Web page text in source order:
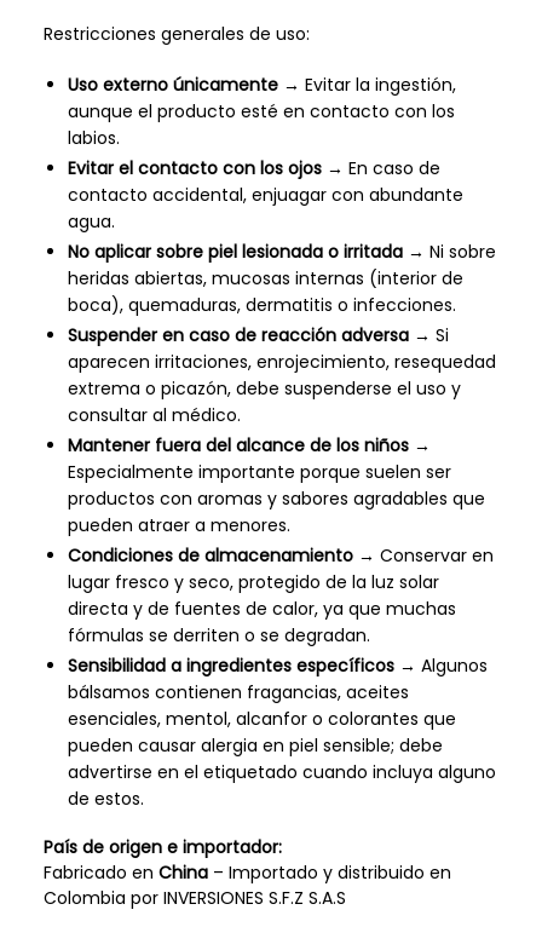
Restricciones generales de uso:
Uso externo únicamente → Evitar la ingestión,
aunque el producto esté en contacto con los
labios.
Evitar el contacto con los ojos → En caso de
contacto accidental, enjuagar con abundante
agua.
No aplicar sobre piel lesionada o irritada → Ni sobre
heridas abiertas, mucosas internas (interior de
boca), quemaduras, dermatitis o infecciones.
Suspender en caso de reacción adversa → Si
aparecen irritaciones, enrojecimiento, resequedad
extrema o picazón, debe suspenderse el uso y
consultar al médico.
Mantener fuera del alcance de los niños →
Especialmente importante porque suelen ser
productos con aromas y sabores agradables que
pueden atraer a menores.
Condiciones de almacenamiento → Conservar en
lugar fresco y seco, protegido de la luz solar
directa y de fuentes de calor, ya que muchas
fórmulas se derriten o se degradan.
Sensibilidad a ingredientes específicos → Algunos
bálsamos contienen fragancias, aceites
esenciales, mentol, alcanfor o colorantes que
pueden causar alergia en piel sensible; debe
advertirse en el etiquetado cuando incluya alguno
de estos.
País de origen e importador:
Fabricado en China– Importado y distribuido en
Colombia por INVERSIONES S.F.Z S.A.S